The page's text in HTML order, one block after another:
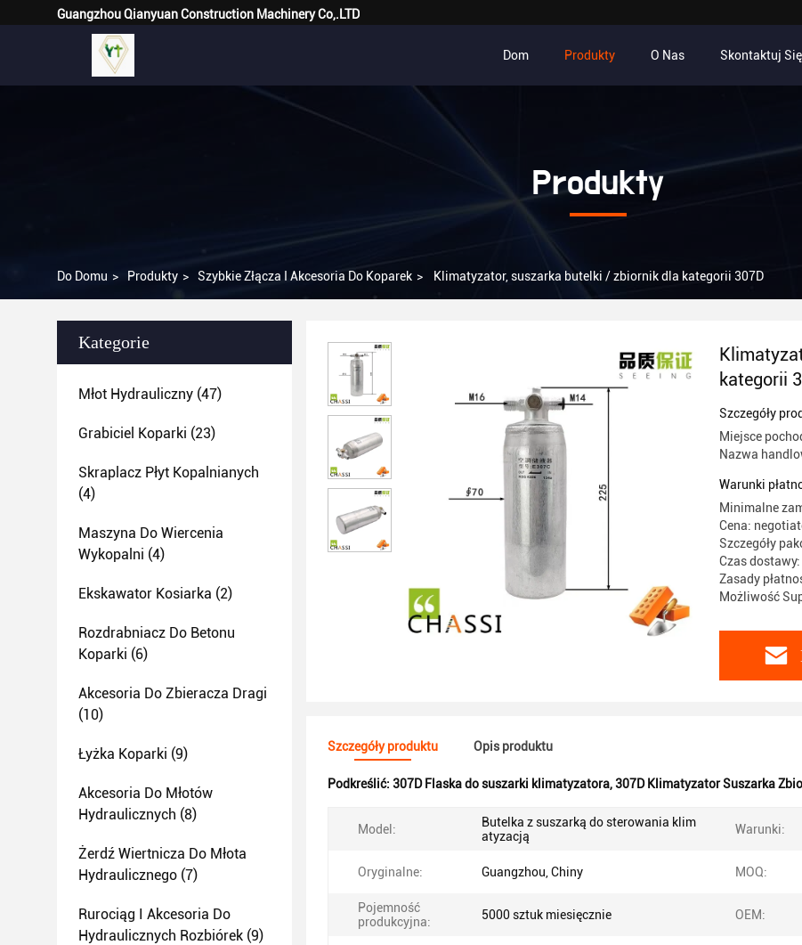
Guangzhou Qianyuan Construction Machinery Co,.LTD
Dom Produkty O Nas Skontaktuj
Produkty
Do Domu > Produkty > Szybkie Złącza I Akcesoria Do Koparek > Klimatyzator, suszarka butelki / zbiornik dla kategorii 307D
Kategorie
Młot Hydrauliczny (47)
Grabiciel Koparki (23)
Skraplacz Płyt Kopalnianych
(4)
Maszyna Do Wiercenia
Wykopalni (4)
Ekskawator Kosiarka (2)
Rozdrabniacz Do Betonu
Koparki (6)
Akcesoria Do Zbieracza Dragi
(10)
Łyżka Koparki (9)
Akcesoria Do Młotów
Hydraulicznych (8)
Żerdź Wiertnicza Do Młota
Hydraulicznego (7)
Rurociąg I Akcesoria Do
Hydraulicznych Rozbiórek (9)
kategorii
Szczegóły
Miejsce
Nazwa
Warunki
Minimalne
Cena:
Szczegóły
Czas
Zasady
Możliwość
Szczegóły produktu Opis produktu
Podkreślić: 307D Flaska do suszarki klimatyzatora,307D Klimatyzator Suszarka
Model:
Butelka z suszarką do sterowania klim
atyzacją
Warunki:
Oryginalne: Guangzhou, Chiny MOQ:
Pojemność
produkcyjna:
5000 sztuk miesięcznie OEM: